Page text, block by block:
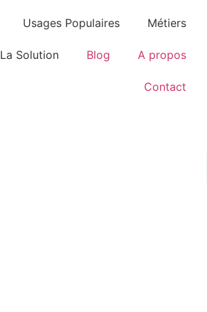
Usages Populaires Métiers
La Solution Blog A propos
Contact